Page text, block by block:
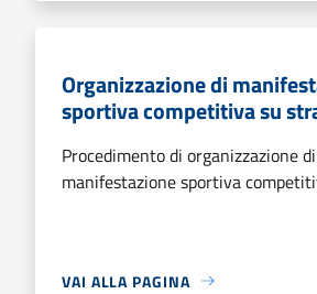
Organizzazione di
sportiva competitiva su
Procedimento di organizzazione di
manifestazione sportiva
VAI ALLA PAGINA